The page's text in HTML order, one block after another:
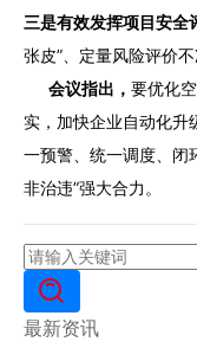
三是有效发挥项目安全评
张皮”、定量风险评价
会议指出， 要优化空
实，加快企业自动化升
一预警、统一调度、闭
非治违”强大合力。
最新资讯